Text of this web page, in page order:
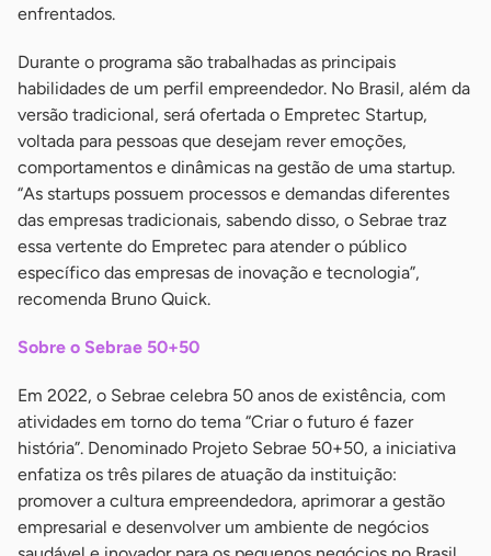
enfrentados.
Durante o programa são trabalhadas as principais
habilidades de um perfil empreendedor. No Brasil, além da
versão tradicional, será ofertada o Empretec Startup,
voltada para pessoas que desejam rever emoções,
comportamentos e dinâmicas na gestão de uma startup.
“As startups possuem processos e demandas diferentes
das empresas tradicionais, sabendo disso, o Sebrae traz
essa vertente do Empretec para atender o público
específico das empresas de inovação e tecnologia”,
recomenda Bruno Quick.
Sobre o Sebrae 50+50
Em 2022, o Sebrae celebra 50 anos de existência, com
atividades em torno do tema “Criar o futuro é fazer
história”. Denominado Projeto Sebrae 50+50, a iniciativa
enfatiza os três pilares de atuação da instituição:
promover a cultura empreendedora, aprimorar a gestão
empresarial e desenvolver um ambiente de negócios